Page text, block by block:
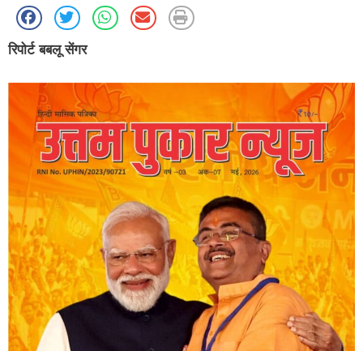
रिपोर्ट बबलू सेंगर